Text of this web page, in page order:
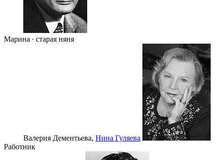
Марина ∙ старая няня
Валерия Дементьева, Нина Гуляева
Работник